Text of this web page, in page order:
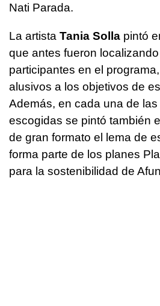
Nati Parada.
La artista Tania Solla pintó
que antes fueron
participantes en el
alusivos a los objetivos de
Además, en cada una de
escogidas se pintó también
de gran formato el lema de
forma parte de los planes
para la sostenibilidad de